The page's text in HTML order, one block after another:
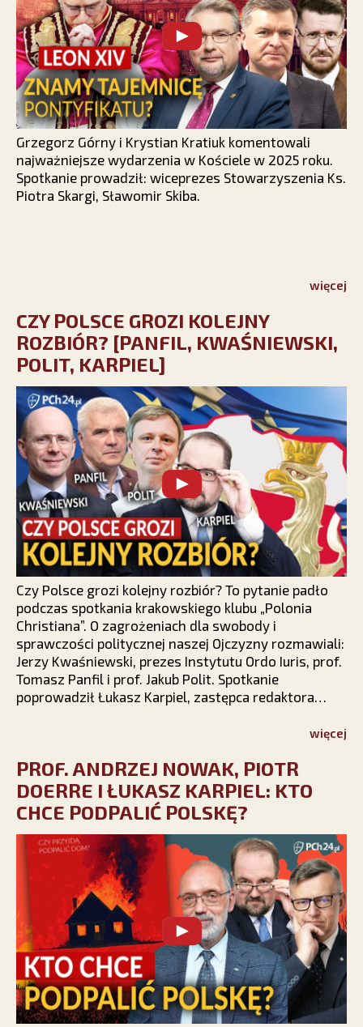
Grzegorz Górny i Krystian Kratiuk komentowali
najważniejsze wydarzenia w Kościele w 2025 roku.
Spotkanie prowadził: wiceprezes Stowarzyszenia Ks.
Piotra Skargi, Sławomir Skiba.
więcej
CZY POLSCE GROZI KOLEJNY
ROZBIÓR? [PANFIL, KWAŚNIEWSKI,
POLIT, KARPIEL]
Czy Polsce grozi kolejny rozbiór? To pytanie padło
podczas spotkania krakowskiego klubu „Polonia
Christiana”. O zagrożeniach dla swobody i
sprawczości politycznej naszej Ojczyzny rozmawiali:
Jerzy Kwaśniewski, prezes Instytutu Ordo Iuris, prof.
Tomasz Panfil i prof. Jakub Polit. Spotkanie
poprowadził Łukasz Karpiel, zastępca redaktora
więcej
PROF. ANDRZEJ NOWAK, PIOTR
DOERRE I ŁUKASZ KARPIEL: KTO
CHCE PODPALIĆ POLSKĘ?